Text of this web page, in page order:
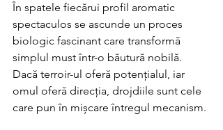
În spatele fiecărui profil aromatic
spectaculos se ascunde un proces
biologic fascinant care transformă
simplul must într-o băutură nobilă.
Dacă terroir-ul oferă potențialul, iar
omul oferă direcția, drojdiile sunt cele
care pun în mișcare întregul mecanism.